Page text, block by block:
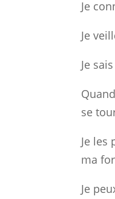
Je
Je
Je
se
Je les
ma
Je